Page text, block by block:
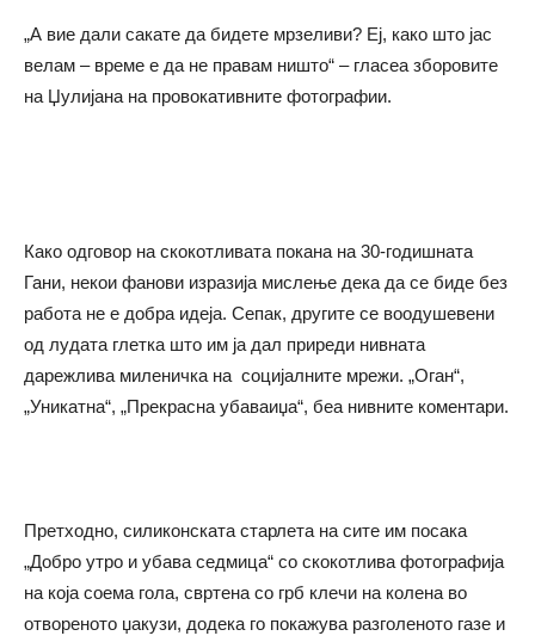
„А вие дали сакате да бидете мрзеливи? Еј, како што јас
велам – време е да не правам ништо“ – гласеа зборовите
на Џулијана на провокативните фотографии.
Како одговор на скокотливата покана на 30-годишната
Гани, некои фанови изразија мислење дека да се биде без
работа не е добра идеја. Сепак, другите се воодушевени
од лудата глетка што им ја дал приреди нивната
дарежлива миленичка на социјалните мрежи. „Оган“,
„Уникатна“, „Прекрасна убаваиџа“, беа нивните коментари.
Претходно, силиконската старлета на сите им посака
„Добро утро и убава седмица“ со скокотлива фотографија
на која соема гола, свртена со грб клечи на колена во
отвореното џакузи, додека го покажува разголеното газе и